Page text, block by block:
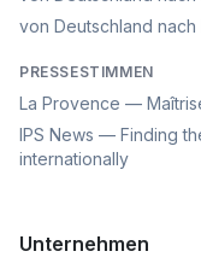
von Deutschland
PRESSESTIMMEN
La Provence —
IPS News — Finding
internationally
Unternehmen